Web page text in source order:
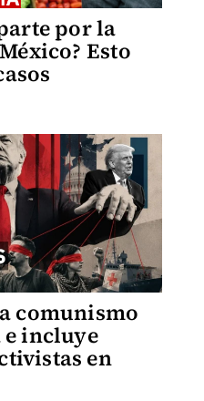
por la
Esto
comunismo
e incluye
en